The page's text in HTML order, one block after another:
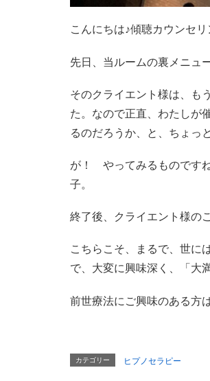
こんにちは♪傾聴カウンセ
先日、当ルームの裏メニュ
そのクライエント様は、も
た。なので正直、わたしが
るのだろうか、と、ちょっ
が！ やってみるものです
子。
終了後、クライエント様の
こちらこそ、まるで、世に
で、大変に興味深く、「大
前世療法にご興味のある方
カテゴリー ヒプノセラピー